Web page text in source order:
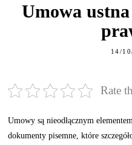
Umowa
14/
Rate
Umowy są nieodłącznym
dokumenty pisemne, które